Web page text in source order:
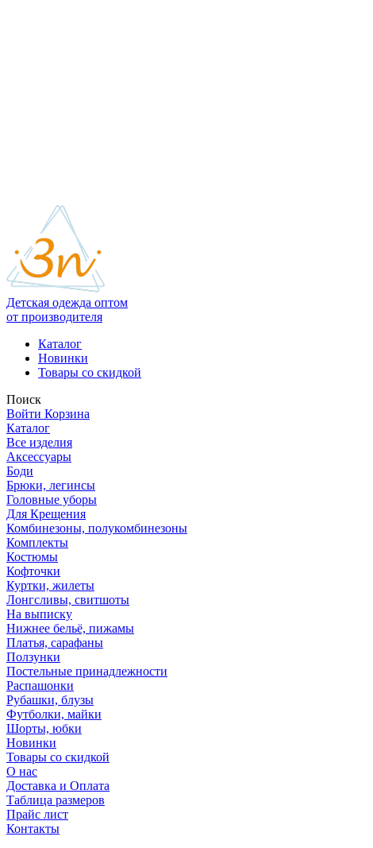
Детская одежда оптом
от производителя
Каталог
Новинки
Товары со скидкой
Поиск
Войти Корзина
Каталог
Все изделия
Аксесcуары
Боди
Брюки, легинсы
Головные уборы
Для Крещения
Комбинезоны, полукомбинезоны
Комплекты
Костюмы
Кофточки
Куртки, жилеты
Лонгсливы, свитшоты
На выписку
Нижнее бельё, пижамы
Платья, сарафаны
Ползунки
Постельные принадлежности
Распашонки
Рубашки, блузы
Футболки, майки
Шорты, юбки
Новинки
Товары со скидкой
О нас
Доставка и Оплата
Таблица размеров
Прайс лист
Контакты